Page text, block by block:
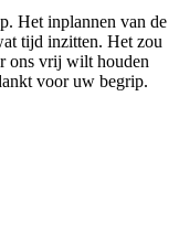
Het inplannen van de
tijd inzitten. Het zou
ons vrij wilt houden
voor uw begrip.